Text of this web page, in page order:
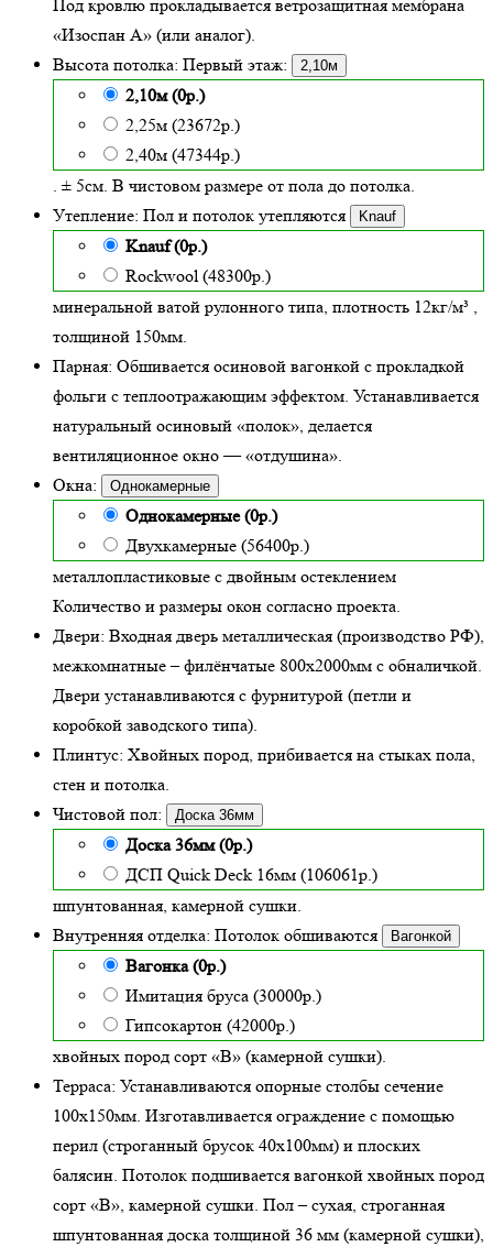
Под кровлю прокладывается ветрозащитная мембрана
«Изоспан А» (или аналог).
Высота потолка: Первый этаж: 2,10м
2,10м (0р.)
2,25м (23672р.)
2,40м (47344р.)
. ± 5см. В чистовом размере от пола до потолка.
Утепление: Пол и потолок утепляются Knauf
Knauf (0р.)
Rockwool (48300р.)
минеральной ватой рулонного типа, плотность 12кг/м³ ,
толщиной 150мм.
Парная: Обшивается осиновой вагонкой с прокладкой
фольги с теплоотражающим эффектом. Устанавливается
натуральный осиновый «полок», делается
вентиляционное окно — «отдушина».
Окна:
Однокамерные
Однокамерные (0р.)
Двухкамерные (56400р.)
металлопластиковые с двойным остеклением
Количество и размеры окон согласно проекта.
Двери: Входная дверь металлическая (производство РФ),
межкомнатные – филёнчатые 800х2000мм с обналичкой.
Двери устанавливаются с фурнитурой (петли и
коробкой заводского типа).
Плинтус: Хвойных пород, прибивается на стыках пола,
стен и потолка.
Чистовой пол:
Доска 36мм
Доска 36мм (0р.)
ДСП Quick Deck 16мм (106061р.)
шпунтованная, камерной сушки.
Внутренняя отделка: Потолок обшиваются Вагонкой
Вагонка (0р.)
Имитация бруса (30000р.)
Гипсокартон (42000р.)
хвойных пород сорт «В» (камерной сушки).
Терраса: Устанавливаются опорные столбы сечение
100х150мм. Изготавливается ограждение с помощью
перил (строганный брусок 40х100мм) и плоских
балясин. Потолок подшивается вагонкой хвойных пород
сорт «В», камерной сушки. Пол – сухая, строганная
шпунтованная доска толщиной 36 мм (камерной сушки),